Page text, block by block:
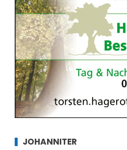
JOHANNITER